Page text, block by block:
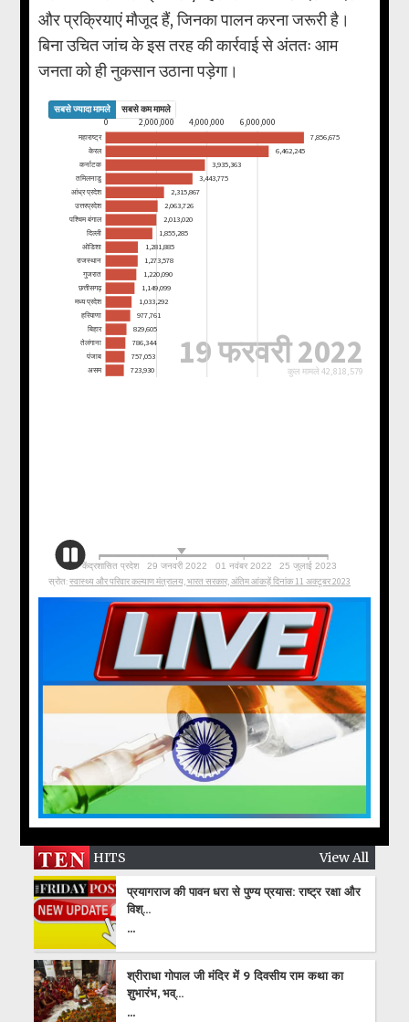
और प्रक्रियाएं मौजूद हैं, जिनका पालन करना जरूरी है।
बिना उचित जांच के इस तरह की कार्रवाई से अंततः आम
जनता को ही नुकसान उठाना पड़ेगा।
HITS View All
प्रयागराज की पावन धरा से पुण्य प्रयास: राष्ट्र रक्षा और
विश्...
...
श्रीराधा गोपाल जी मंदिर में 9 दिवसीय राम कथा का
शुभारंभ, भव्...
...